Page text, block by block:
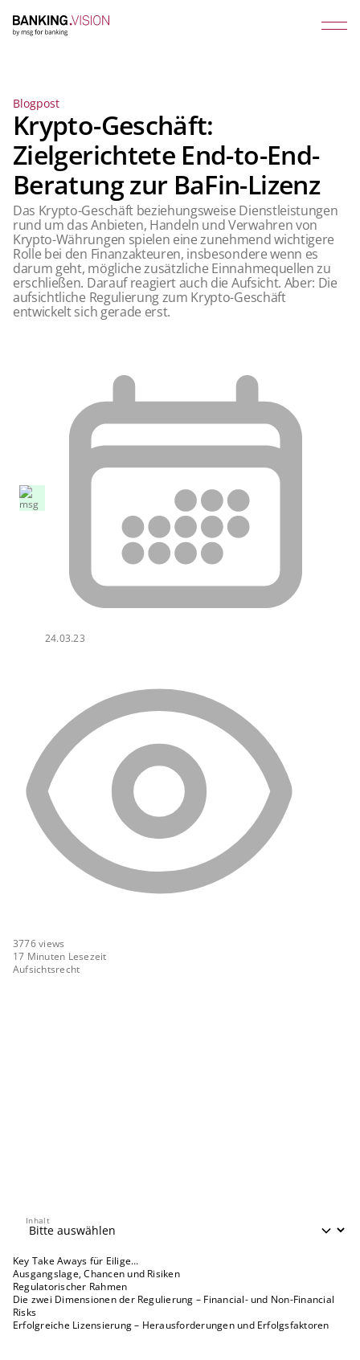
Blogpost
Krypto-Geschäft:
Zielgerichtete End-to-End-
Beratung zur BaFin-Lizenz
Das Krypto-Geschäft beziehungsweise Dienstleistungen
rund um das Anbieten, Handeln und Verwahren von
Krypto-Währungen spielen eine zunehmend wichtigere
Rolle bei den Finanzakteuren, insbesondere wenn es
darum geht, mögliche zusätzliche Einnahmequellen zu
erschließen. Darauf reagiert auch die Aufsicht. Aber: Die
aufsichtliche Regulierung zum Krypto-Geschäft
entwickelt sich gerade erst.
24.03.23
3776views
17 Minuten Lesezeit
Aufsichtsrecht
Inhalt
Inhalt
Key Take Aways für Eilige…
Ausgangslage, Chancen und Risiken
Regulatorischer Rahmen
Die zwei Dimensionen der Regulierung – Financial- und Non-Financial
Risks
Erfolgreiche Lizensierung – Herausforderungen und Erfolgsfaktoren